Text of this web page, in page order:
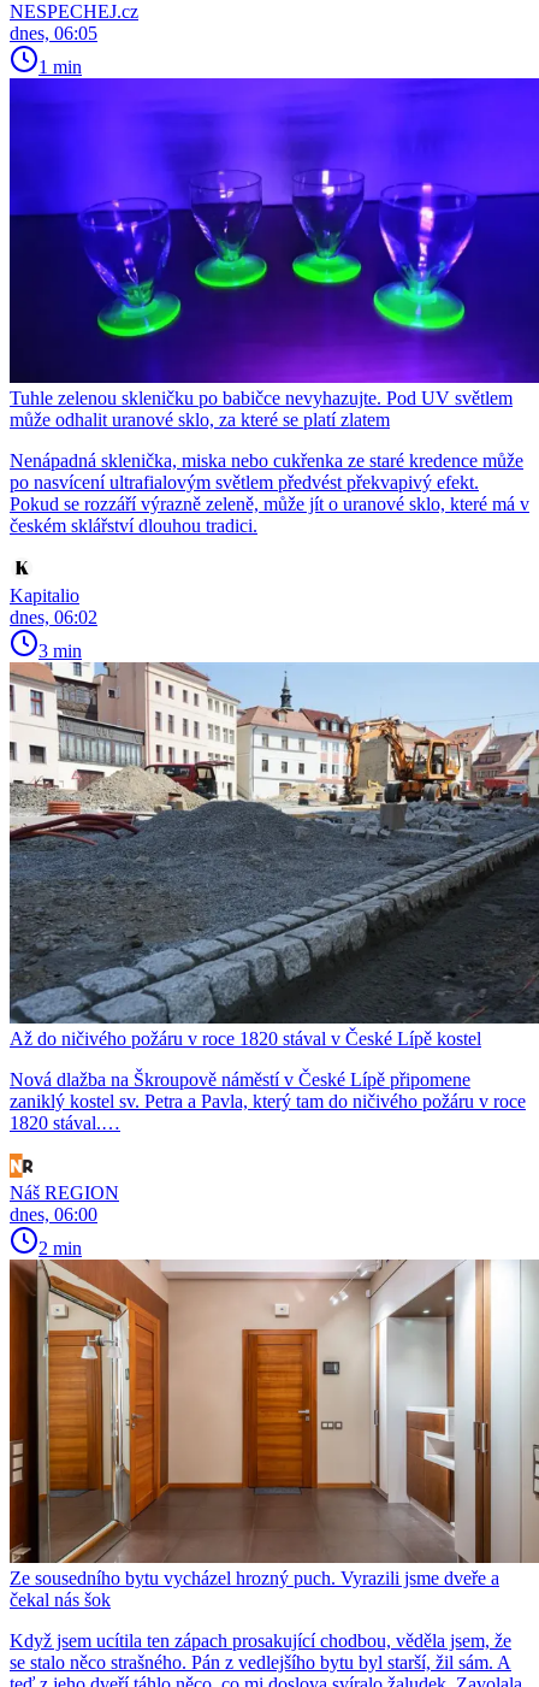
NESPECHEJ.cz
dnes, 06:05
1 min
Tuhle zelenou skleničku po babičce nevyhazujte. Pod UV světlem
může odhalit uranové sklo, za které se platí zlatem
Nenápadná sklenička, miska nebo cukřenka ze staré kredence může
po nasvícení ultrafialovým světlem předvést překvapivý efekt.
Pokud se rozzáří výrazně zeleně, může jít o uranové sklo, které má v
českém sklářství dlouhou tradici.
Kapitalio
dnes, 06:02
3 min
Až do ničivého požáru v roce 1820 stával v České Lípě kostel
Nová dlažba na Škroupově náměstí v České Lípě připomene
zaniklý kostel sv. Petra a Pavla, který tam do ničivého požáru v roce
1820 stával.…
Náš REGION
dnes, 06:00
2 min
Ze sousedního bytu vycházel hrozný puch. Vyrazili jsme dveře a
čekal nás šok
Když jsem ucítila ten zápach prosakující chodbou, věděla jsem, že
se stalo něco strašného. Pán z vedlejšího bytu byl starší, žil sám. A